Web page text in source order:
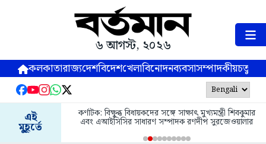
৬ আগস্ট, ২০২৬
কলকাতারাজ্যদেশবিদেশখেলাবিনোদনব্যবসাসম্পাদকীয়
এই
মুহূর্তে
কর্ণাটক: বিক্ষুব্ধ বিধায়কদের সঙ্গে সাক্ষাৎ মুখ্যমন্ত্রী শিবকুমার
এবং এআইসিসির সাধারণ সম্পাদক রণদীপ সুরজেওয়ালার